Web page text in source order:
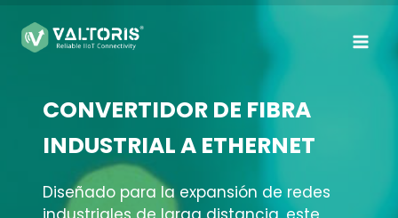
contenido
CONVERTIDOR DE FIBRA
INDUSTRIAL A ETHERNET
Diseñado para la expansión de redes